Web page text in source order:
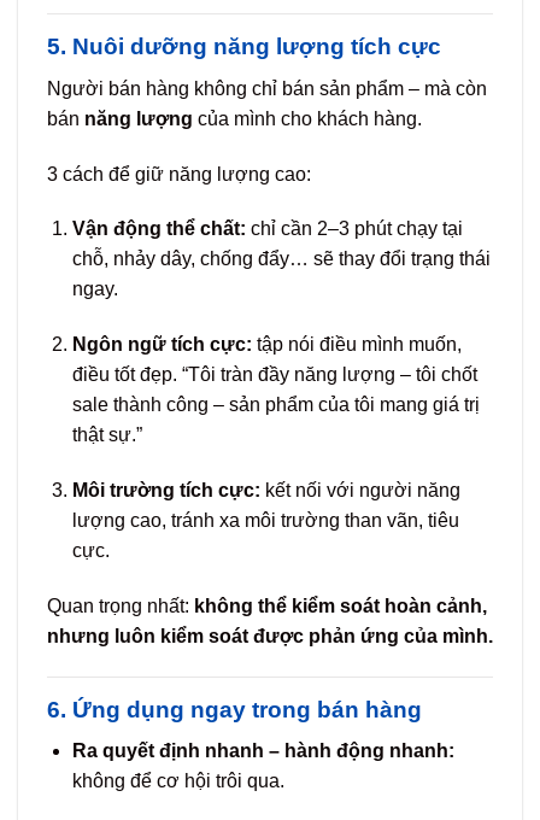
5. Nuôi dưỡng năng lượng tích cực
Người bán hàng không chỉ bán sản phẩm – mà còn
bán năng lượng của mình cho khách hàng.
3 cách để giữ năng lượng cao:
Vận động thể chất: chỉ cần 2–3 phút chạy tại
chỗ, nhảy dây, chống đẩy… sẽ thay đổi trạng thái
ngay.
Ngôn ngữ tích cực: tập nói điều mình muốn,
điều tốt đẹp. “Tôi tràn đầy năng lượng – tôi chốt
sale thành công – sản phẩm của tôi mang giá trị
thật sự.”
Môi trường tích cực: kết nối với người năng
lượng cao, tránh xa môi trường than vãn, tiêu
cực.
Quan trọng nhất: không thể kiểm soát hoàn cảnh,
nhưng luôn kiểm soát được phản ứng của mình.
6. Ứng dụng ngay trong bán hàng
Ra quyết định nhanh – hành động nhanh:
không để cơ hội trôi qua.